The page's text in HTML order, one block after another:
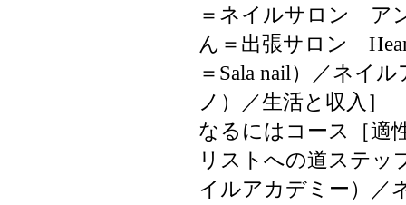
＝ネイルサロン ア
ん＝出張サロン
＝Sala nail）／ネイ
ノ）／生活と収入］
なるにはコース［適
リストへの道ステッ
イルアカデミー）／